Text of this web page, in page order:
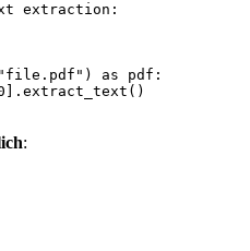
extraction:
"file.pdf" ) as pdf:
].extract_text()
: